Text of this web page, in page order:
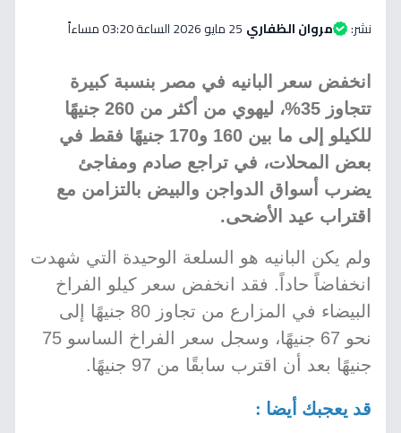
نشر: مروان الظفاري 25 مايو 2026 الساعة 03:20 مساءاً
انخفض سعر البانيه في مصر بنسبة كبيرة
تتجاوز 35%، ليهوي من أكثر من 260 جنيهًا
للكيلو إلى ما بين 160 و170 جنيهًا فقط في
بعض المحلات، في تراجع صادم ومفاجئ
يضرب أسواق الدواجن والبيض بالتزامن مع
اقتراب عيد الأضحى.
ولم يكن البانيه هو السلعة الوحيدة التي شهدت
انخفاضاً حاداً. فقد انخفض سعر كيلو الفراخ
البيضاء في المزارع من تجاوز 80 جنيهًا إلى
نحو 67 جنيهًا، وسجل سعر الفراخ الساسو 75
جنيهًا بعد أن اقترب سابقًا من 97 جنيهًا.
قد يعجبك أيضا :